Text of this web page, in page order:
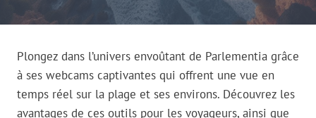
Plongez dans l’univers envoûtant de Parlementia grâce
à ses webcams captivantes qui offrent une vue en
temps réel sur la plage et ses environs. Découvrez les
avantages de ces outils pour les voyageurs, ainsi que